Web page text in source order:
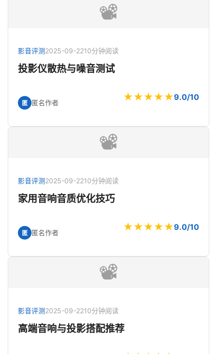
📽️
影音评测2025-09-2210分钟阅读
投影仪散热与噪音测试
匿 匿名作者 ★★★★★9.0/10
📽️
影音评测2025-09-2210分钟阅读
家用音响音质优化技巧
匿 匿名作者 ★★★★★9.0/10
📽️
影音评测2025-09-2210分钟阅读
高端音响与投影搭配推荐